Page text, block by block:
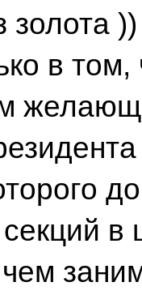
золота ))
в
в